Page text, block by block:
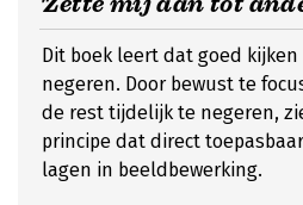
Dit boek leert dat goed
negeren. Door bewust te
de rest tijdelijk te negeren,
principe dat direct
lagen in beeldbewerking.